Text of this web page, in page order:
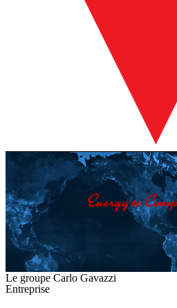
Le groupe Carlo Gavazzi
Entreprise